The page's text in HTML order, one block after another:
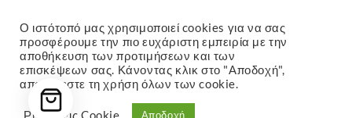
Μεταμόρφωση Αττικής
TK: 14452
Ο ιστότοπό μας χρησιμοποιεί cookies για να σας
προσφέρουμε την πιο ευχάριστη εμπειρία με την
αποθήκευση των προτιμήσεων και των
επισκέψεων σας. Κάνοντας κλικ στο "Αποδοχή",
αποδέχεστε τη χρήση όλων των cookie.
Ρυθμίσεις Cookie Αποδοχή